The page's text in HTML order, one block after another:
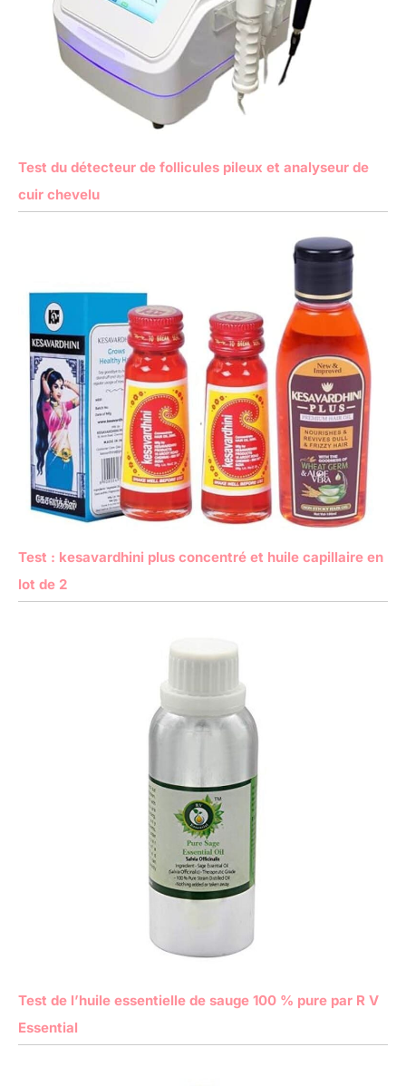
Test du détecteur de follicules pileux et analyseur de
cuir chevelu
Test : kesavardhini plus concentré et huile capillaire en
lot de 2
Test de l’huile essentielle de sauge 100 % pure par R V
Essential